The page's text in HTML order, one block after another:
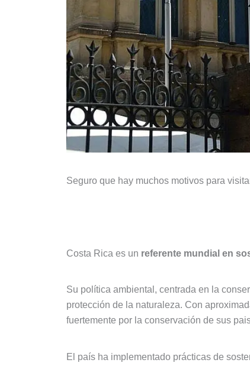
Seguro que hay muchos motivos para
Costa Rica es un referente mundial en
Su política ambiental, centrada en la
protección de la naturaleza. Con
fuertemente por la conservación de sus
El país ha implementado prácticas de